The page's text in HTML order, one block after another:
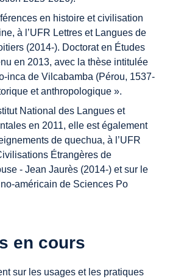
en histoire et civilisation
à l’UFR Lettres et Langues de
(2014-). Doctorat en Études
en 2013, avec la thèse intitulée
inca de Vilcabamba (Pérou, 1537-
et anthropologique».
National des Langues et
en 2011, elle est également
de quechua, à l’UFR
Étrangères de
- Jean Jaurès (2014-) et sur le
américain de Sciences Po
en cours
sur les usages et les pratiques